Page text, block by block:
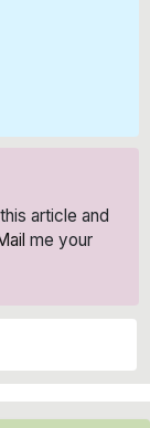
article and
me your